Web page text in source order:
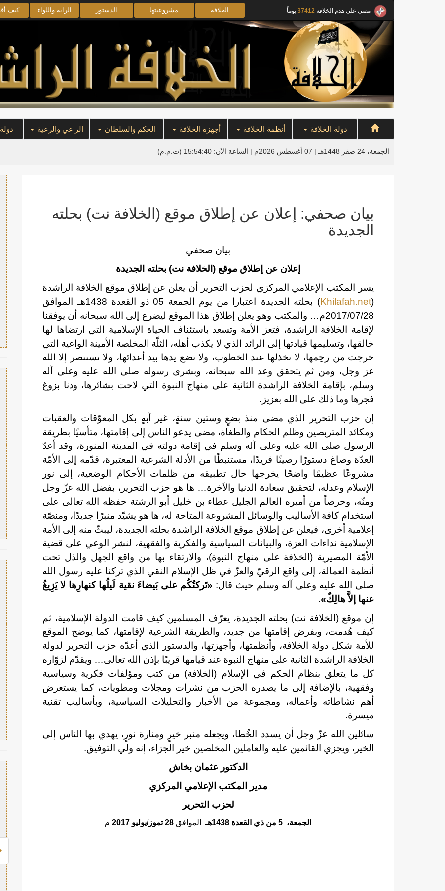
مضى على هدم الخلافة 37412 يوماً الخلافة مشروعيتها الدستور الراية واللواء كيف
دولة الخلافة أنظمة الخلافة أجهزة الخلافة الحكم والسلطان الراعي والرعية
الجمعة، 24 صفر 1448هـ | 07 أغسطس 2026م | الساعة الآن: 15:54:41 (ت.م.م)
بيان صحفي: إعلان عن إطلاق موقع (الخلافة نت) بحلته
الجديدة
بيان صحفي
إعلان عن إطلاق موقع (الخلافة نت) بحلته الجديدة
يسر المكتب الإعلامي المركزي لحزب التحرير أن يعلن عن إطلاق موقع الخلافة الراشدة
(
Khilafah.net
) بحلته الجديدة اعتبارا من يوم الجمعة 05 ذو القعدة 1438هـ الموافق
2017/07/28م… والمكتب وهو يعلن إطلاق هذا الموقع ليضرع إلى الله سبحانه أن يوفقنا
لإقامة الخلافة الراشدة، فتعز الأمة وتسعد باستئناف الحياة الإسلامية التي ارتضاها لها
خالقها، وتسليمها قيادتها إلى الرائد الذي لا يكذب أهله، الثلّة المخلصة الأمينة الواعية التي
خرجت من رحِمها، لا تخذلها عند الخطوب، ولا تضع يدها بيد أعدائها، ولا تستنصر إلا الله
عز وجل، ومن ثم يتحقق وعد الله سبحانه، وبشرى رسوله صلى الله عليه وعلى آله
وسلم، بإقامة الخلافة الراشدة الثانية على منهاج النبوة التي لاحت بشائرها، ودنا بزوغ
فجرها وما ذلك على الله بعزيز.
إن حزب التحرير الذي مضى منذ بضعٍ وستين سنةٍ، غير آبهٍ بكل المعوّقات والعقبات
ومكائد المتربصين وظلم الحكام والطغاة، مضى يدعو الناس إلى إقامتها، متأسيًا بطريقة
الرسول صلى الله عليه وعلى آله وسلم في إقامة دولته في المدينة المنورة، وقد أعدّ
العدّة وصاغ دستورًا رصينًا فريدًا، مستنبطًا من الأدلة الشرعية المعتبرة، قدّمه إلى الأمّة
مشروعًا عظيمًا واضحًا يخرجها حال تطبيقه من ظلمات الأحكام الوضعية، إلى نور
الإسلام وعدله، لتحقيق سعادة الدنيا والآخرة… ها هو حزب التحرير، بفضل الله عزّ وجل
ومنّه، وحرصاً من أميره العالم الجليل عطاء بن خليل أبو الرشتة حفظه الله تعالى على
استخدام كافة الأساليب والوسائل المشروعة المتاحة له، ها هو يشيّد منبرًا جديدًا، ومنصّة
إعلامية أخرى، فيعلن عن إطلاق موقع الخلافة الراشدة بحلته الجديدة، ليبثّ منه إلى الأمة
الإسلامية نداءات العزة، والبيانات السياسية والفكرية والفقهية، لنشر الوعي على قضية
الأمّة المصيرية (الخلافة على منهاج النبوة)، والارتقاء بها من واقع الجهل والذل تحت
أنظمة العمالة، إلى واقع الرقيّ والعزّ في ظل الإسلام النقي الذي تركنا عليه رسول الله
صلى الله عليه وعلى آله وسلم حيث قال: «تَركتُكُم على بَيضاءَ نقية لَيلُها كنهارِها لا يَزِيغُ
عنها إلاَّ هالِكٌ».
إن موقع (الخلافة نت) بحلته الجديدة، يعرّف المسلمين كيف قامت الدولة الإسلامية، ثم
كيف هُدمت، وبفرض إقامتها من جديد، والطريقة الشرعية لإقامتها، كما يوضح الموقع
للأمة شكل دولة الخلافة، وأنظمتها، وأجهزتها، والدستور الذي أعدّه حزب التحرير لدولة
الخلافة الراشدة الثانية على منهاج النبوة عند قيامها قريبًا بإذن الله تعالى… ويقدّم لزوّاره
كل ما يتعلق بنظام الحكم في الإسلام (الخلافة) من كتب ومؤلفات فكرية وسياسية
وفقهية، بالإضافة إلى ما يصدره الحزب من نشرات ومجلات ومطويات، كما يستعرض
أهم نشاطاته وأعماله، ومجموعة من الأخبار والتحليلات السياسية، وبأساليب تقنية
ميسرة.
سائلين الله عزّ وجل أن يسدد الخُطا، ويجعله منبر خيرٍ ومنارة نورٍ، يهدي بها الناس إلى
الخير، ويجزي القائمين عليه والعاملين المخلصين خير الجزاء، إنه ولي التوفيق.
الدكتور عثمان بخاش
مدير المكتب الإعلامي المركزي
لحزب التحرير
الجمعة، 5 من ذي القعدة 1438هـ الموافق 28 تموز/يوليو 2017 م